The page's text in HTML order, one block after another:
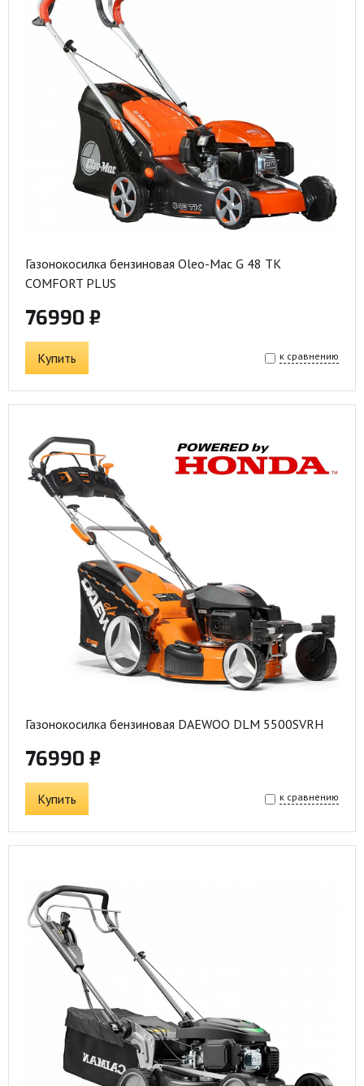
Газонокосилка бензиновая Oleo-Mac G 48 TK
COMFORT PLUS
76990 ₽
Купить к сравнению
Газонокосилка бензиновая DAEWOO DLM 5500SVRH
76990 ₽
Купить к сравнению